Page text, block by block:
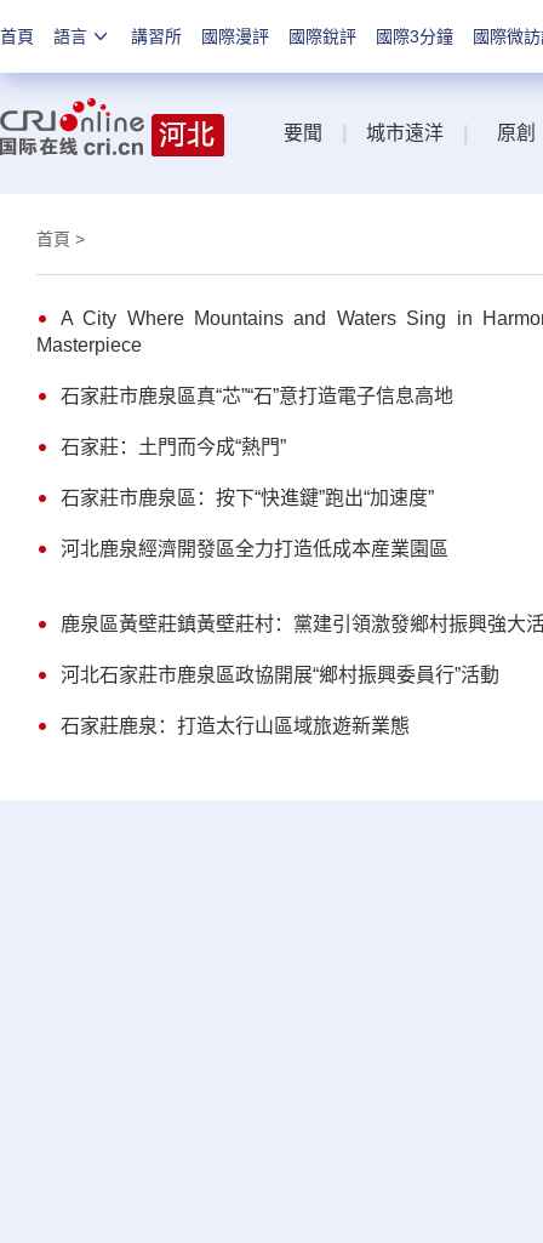
首頁 語言 講習所 國際漫評 國際銳評 國際3分鐘 國際微
要聞 城市遠洋 原創
首頁 >
A City Where Mountains and Waters Sing in
Masterpiece
石家莊市鹿泉區真“芯”“石”意打造電子信息高地
石家莊：土門而今成“熱門”
石家莊市鹿泉區：按下“快進鍵”跑出“加速度”
河北鹿泉經濟開發區全力打造低成本産業園區
鹿泉區黃壁莊鎮黃壁莊村：黨建引領激發鄉村振興強大
河北石家莊市鹿泉區政協開展“鄉村振興委員行”活動
石家莊鹿泉：打造太行山區域旅遊新業態